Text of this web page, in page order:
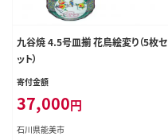
九谷焼 4.5号皿揃 花鳥絵変り（5枚セ
ット）
寄付金額
37,000円
石川県能美市